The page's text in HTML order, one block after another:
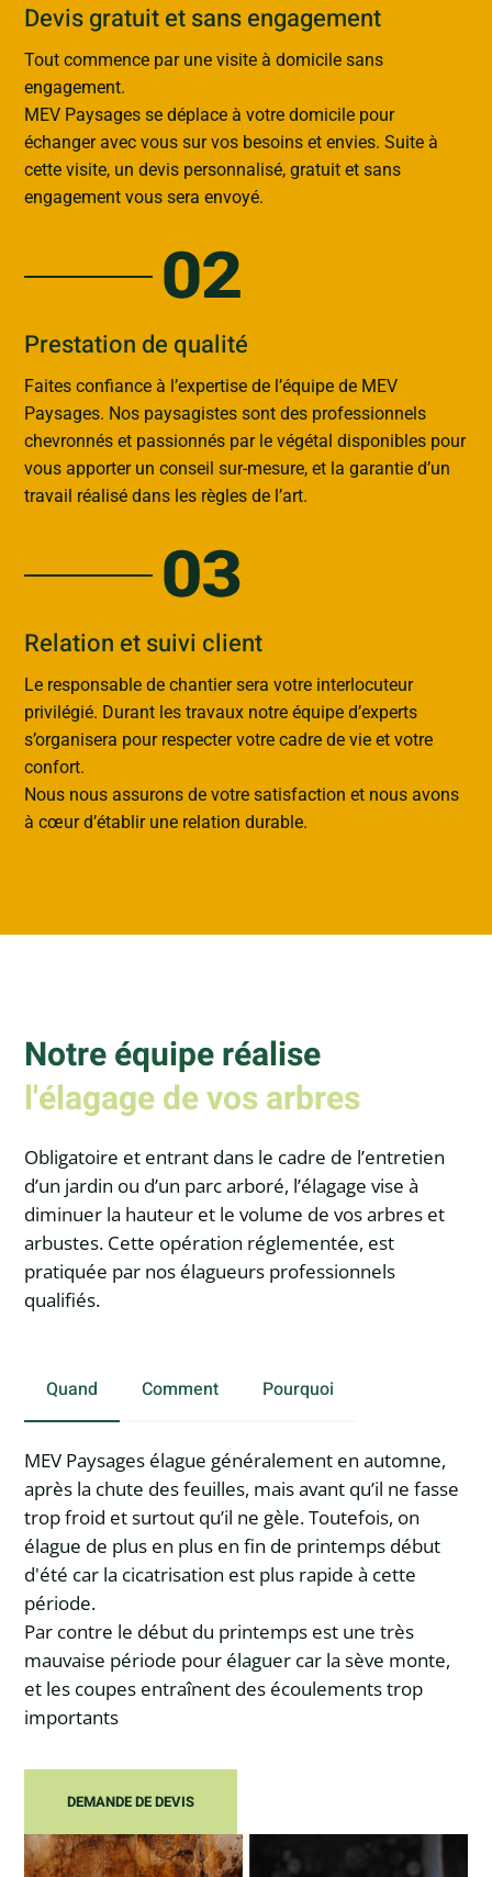
Devis gratuit et sans engagement
Tout commence par une visite à domicile sans
engagement.
MEV Paysages se déplace à votre domicile pour
échanger avec vous sur vos besoins et envies. Suite à
cette visite, un devis personnalisé, gratuit et sans
engagement vous sera envoyé.
Prestation de qualité
Faites confiance à l’expertise de l’équipe de MEV
Paysages. Nos paysagistes sont des professionnels
chevronnés et passionnés par le végétal disponibles pour
vous apporter un conseil sur-mesure, et la garantie d’un
travail réalisé dans les règles de l’art.
Relation et suivi client
Le responsable de chantier sera votre interlocuteur
privilégié. Durant les travaux notre équipe d’experts
s’organisera pour respecter votre cadre de vie et votre
confort.
Nous nous assurons de votre satisfaction et nous avons
à cœur d’établir une relation durable.
Notre équipe réalise
l'élagage de vos arbres
Obligatoire et entrant dans le cadre de l’entretien
d’un jardin ou d’un parc arboré, l’élagage vise à
diminuer la hauteur et le volume de vos arbres et
arbustes. Cette opération réglementée, est
pratiquée par nos élagueurs professionnels
qualifiés.
Quand Comment Pourquoi
MEV Paysages élague généralement en automne,
après la chute des feuilles, mais avant qu’il ne fasse
trop froid et surtout qu’il ne gèle. Toutefois, on
élague de plus en plus en fin de printemps début
d'été car la cicatrisation est plus rapide à cette
période.
Par contre le début du printemps est une très
mauvaise période pour élaguer car la sève monte,
et les coupes entraînent des écoulements trop
importants
DEMANDE DE DEVIS